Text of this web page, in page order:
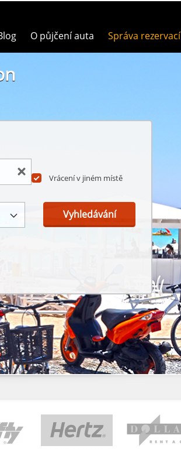
O půjčení auta Správa rezervací
Vrácení v jiném místě
Vyhledávání